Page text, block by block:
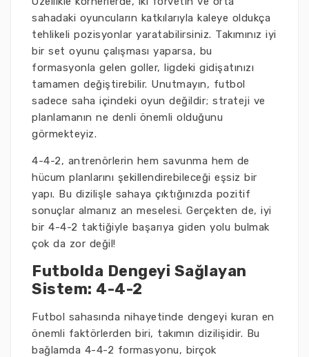
sahadaki oyuncuların katkılarıyla kaleye oldukça
tehlikeli pozisyonlar yaratabilirsiniz. Takımınız iyi
bir set oyunu çalışması yaparsa, bu
formasyonla gelen goller, ligdeki gidişatınızı
tamamen değiştirebilir. Unutmayın, futbol
sadece saha içindeki oyun değildir; strateji ve
planlamanın ne denli önemli olduğunu
görmekteyiz.
4-4-2, antrenörlerin hem savunma hem de
hücum planlarını şekillendirebileceği eşsiz bir
yapı. Bu dizilişle sahaya çıktığınızda pozitif
sonuçlar almanız an meselesi. Gerçekten de, iyi
bir 4-4-2 taktiğiyle başarıya giden yolu bulmak
çok da zor değil!
Futbolda Dengeyi Sağlayan
Sistem: 4-4-2
Futbol sahasında nihayetinde dengeyi kuran en
önemli faktörlerden biri, takımın dizilişidir. Bu
bağlamda 4-4-2 formasyonu, birçok